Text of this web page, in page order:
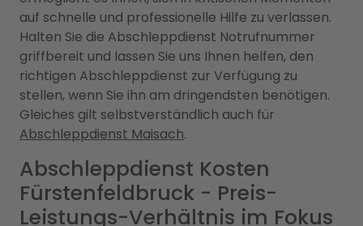
auf schnelle und professionelle Hilfe zu verlassen.
Halten Sie die Abschleppdienst Notrufnummer
griffbereit und lassen Sie uns Ihnen helfen, den
richtigen Abschleppdienst zur Verfügung zu
stellen, wenn Sie ihn am dringendsten benötigen.
Gleiches gilt selbstverständlich auch für
Abschleppdienst Maisach.
Abschleppdienst Kosten
Fürstenfeldbruck - Preis-
Leistungs-Verhältnis im Fokus